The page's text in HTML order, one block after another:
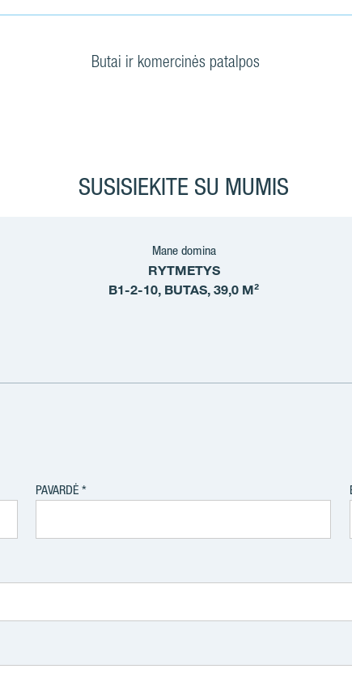
Butai ir komercinės patalpos
SUSISIEKITE SU MUMIS
Mane domina
RYTMETYS
B1-2-10, BUTAS, 39,0 M²
PAVARDĖ